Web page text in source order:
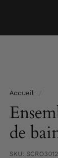
Accueil
de
SKU: